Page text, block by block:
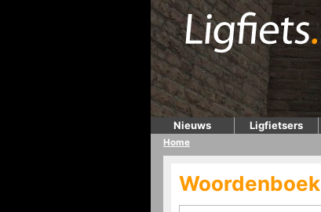
Nieuws Ligfietsers
Home
Woordenboek